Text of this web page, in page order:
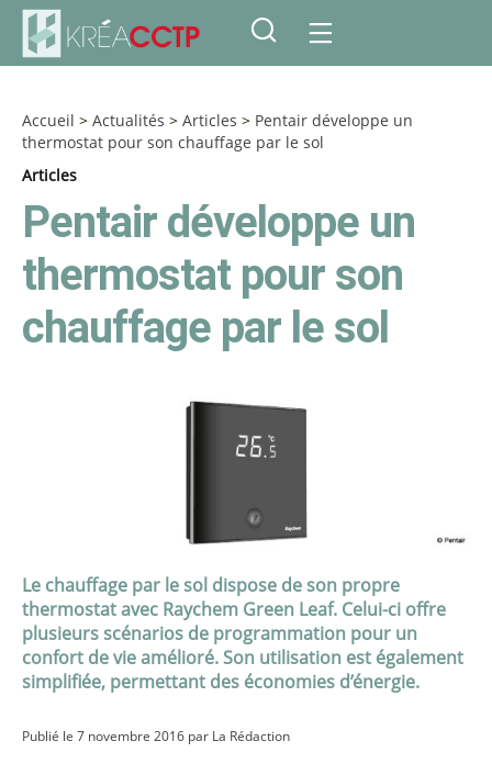
Accueil > Actualités > Articles > Pentair développe un
thermostat pour son chauffage par le sol
Articles
Pentair développe un
thermostat pour son
chauffage par le sol
Le chauffage par le sol dispose de son propre
thermostat avec Raychem Green Leaf. Celui-ci offre
plusieurs scénarios de programmation pour un
confort de vie amélioré. Son utilisation est également
simplifiée, permettant des économies d’énergie.
Publié le 7 novembre 2016 par La Rédaction